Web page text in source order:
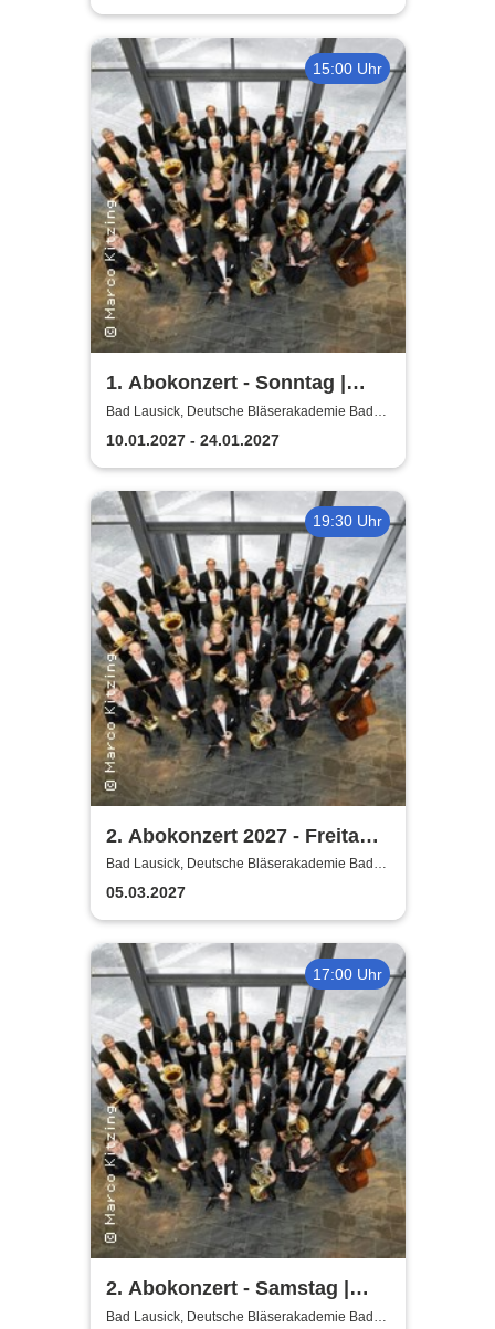
15:00 Uhr
1. Abokonzert - Sonntag |
Sächsische
Bläserphilharmonie
Bad Lausick, Deutsche Bläserakademie Bad
Lausick
10.01.2027 - 24.01.2027
19:30 Uhr
2. Abokonzert 2027 - Freitag |
Sächsische
Bläserphilharmonie
Bad Lausick, Deutsche Bläserakademie Bad
Lausick
05.03.2027
17:00 Uhr
2. Abokonzert - Samstag |
Sächsische
Bad Lausick, Deutsche Bläserakademie Bad